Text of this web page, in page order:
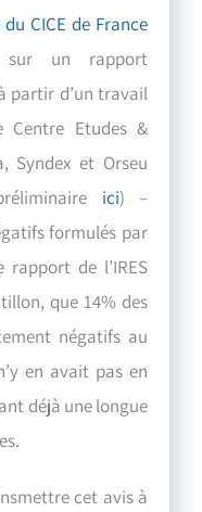
CICE de France
sur un rapport
partir d’un travail
Centre Etudes &
Syndex et Orseu
ici) –
formulés par
rapport de l’IRES
que 14% des
négatifs au
en avait pas en
déjà une longue
cet avis à